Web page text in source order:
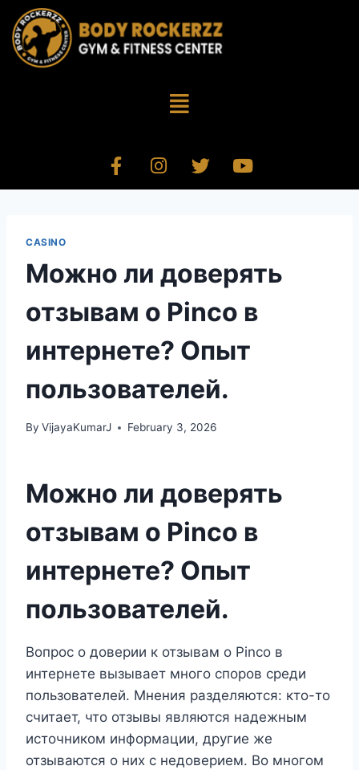
CASINO
Можно ли доверять
отзывам о Pinco в
интернете? Опыт
пользователей.
By VijayaKumarJ February 3, 2026
Можно ли доверять
отзывам о Pinco в
интернете? Опыт
пользователей.
Вопрос о доверии к отзывам о Pinco в
интернете вызывает много споров среди
пользователей. Мнения разделяются: кто-то
считает, что отзывы являются надежным
источником информации, другие же
отзываются о них с недоверием. Во многом